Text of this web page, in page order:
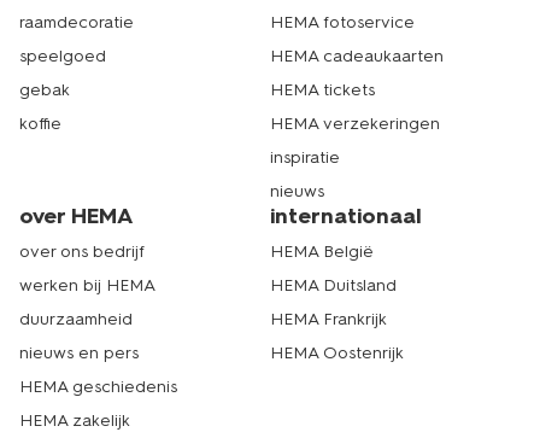
raamdecoratie
speelgoed
gebak
koffie
HEMA fotoservice
HEMA cadeaukaarten
HEMA tickets
HEMA verzekeringen
inspiratie
nieuws
over HEMA
over ons bedrijf
werken bij HEMA
duurzaamheid
nieuws en pers
HEMA geschiedenis
HEMA zakelijk
internationaal
HEMA België
HEMA Duitsland
HEMA Frankrijk
HEMA Oostenrijk